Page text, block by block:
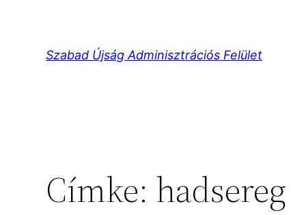
tartalomhoz
Szabad Újság Adminisztrációs Felület
Címke: hadsereg